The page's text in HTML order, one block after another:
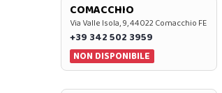
COMACCHIO
Via Valle Isola, 9, 44022 Comacchio FE
+39 342 502 3959
NON DISPONIBILE